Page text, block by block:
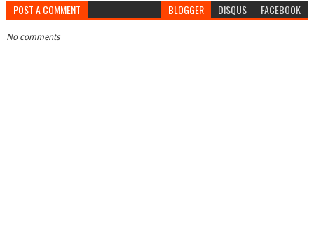
POST A COMMENT BLOGGER DISQUS FACEBOOK
No comments